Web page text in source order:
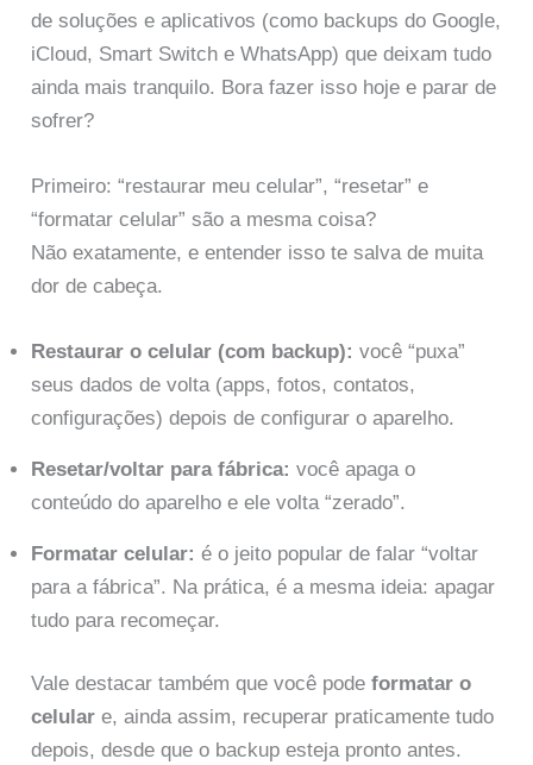
de soluções e aplicativos (como backups do Google,
iCloud, Smart Switch e WhatsApp) que deixam tudo
ainda mais tranquilo. Bora fazer isso hoje e parar de
sofrer?
Primeiro: “restaurar meu celular”, “resetar” e
“formatar celular” são a mesma coisa?
Não exatamente, e entender isso te salva de muita
dor de cabeça.
Restaurar o celular (com backup): você “puxa”
seus dados de volta (apps, fotos, contatos,
configurações) depois de configurar o aparelho.
Resetar/voltar para fábrica: você apaga o
conteúdo do aparelho e ele volta “zerado”.
Formatar celular: é o jeito popular de falar “voltar
para a fábrica”. Na prática, é a mesma ideia: apagar
tudo para recomeçar.
Vale destacar também que você podeformatar o
celular e, ainda assim, recuperar praticamente tudo
depois, desde que o backup esteja pronto antes.